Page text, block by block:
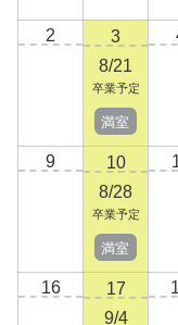
2
3
8/21
卒業予定
満室
9
10
8/28
卒業予定
満室
16
17
9/4